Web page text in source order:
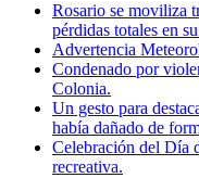
Rosario se moviliza
pérdidas totales en
Advertencia
Condenado por
Colonia.
Un gesto para
había dañado de
Celebración del Día
recreativa.